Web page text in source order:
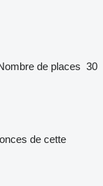
de places 30
de cette